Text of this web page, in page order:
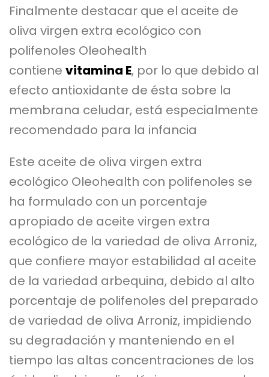
Finalmente destacar que el aceite de
oliva virgen extra ecológico con
polifenoles Oleohealth
contiene vitamina E, por lo que debido al
efecto antioxidante de ésta sobre la
membrana celudar, está especialmente
recomendado para la infancia
Este aceite de oliva virgen extra
ecológico Oleohealth con polifenoles se
ha formulado con un porcentaje
apropiado de aceite virgen extra
ecológico de la variedad de oliva Arroniz,
que confiere mayor estabilidad al aceite
de la variedad arbequina, debido al alto
porcentaje de polifenoles del preparado
de variedad de oliva Arroniz, impidiendo
su degradación y manteniendo en el
tiempo las altas concentraciones de los